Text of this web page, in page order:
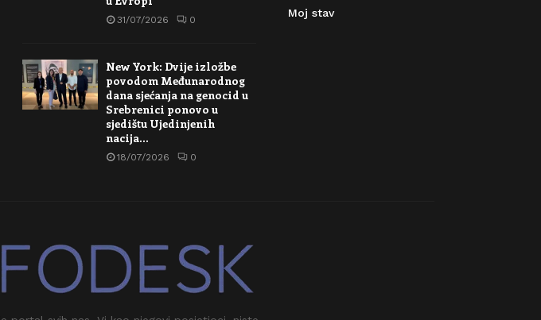
31/07/2026 0
New York: Dvije izložbe
povodom Međunarodnog
dana sjećanja na genocid u
Srebrenici ponovo u
sjedištu Ujedinjenih
nacija…
18/07/2026 0
Moj stav